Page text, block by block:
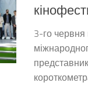
3-го червня